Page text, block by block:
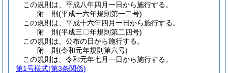
この規則は、平成八年四月一日から施行する。
附 則(平成一六年規則第一二号)
この規則は、平成十六年四月一日から施行する。
附 則(平成三〇年規則第二四号)
この規則は、公布の日から施行する。
附 則(令和元年規則第六号)
この規則は、令和元年七月一日から施行する。
第1号様式(第3条関係)